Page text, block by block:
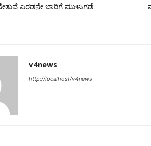
ಸೇತುವೆ ಎರಡನೇ ಬಾರಿಗೆ ಮುಳುಗಡೆ
v4news
http://localhost/v4news